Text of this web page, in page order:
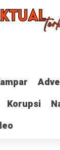
Korupsi
Korupsi